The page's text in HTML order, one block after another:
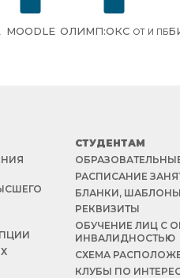
MOODLE ОЛИМП:ОКС ОТ И ПБ
СТУДЕНТАМ
РАСПИСАНИЕ
БЛАНКИ,
РЕКВИЗИТЫ
ОБУЧЕНИЕ ЛИЦ С
ИНВАЛИДНОСТЬЮ
СХЕМА
КЛУБЫ ПО